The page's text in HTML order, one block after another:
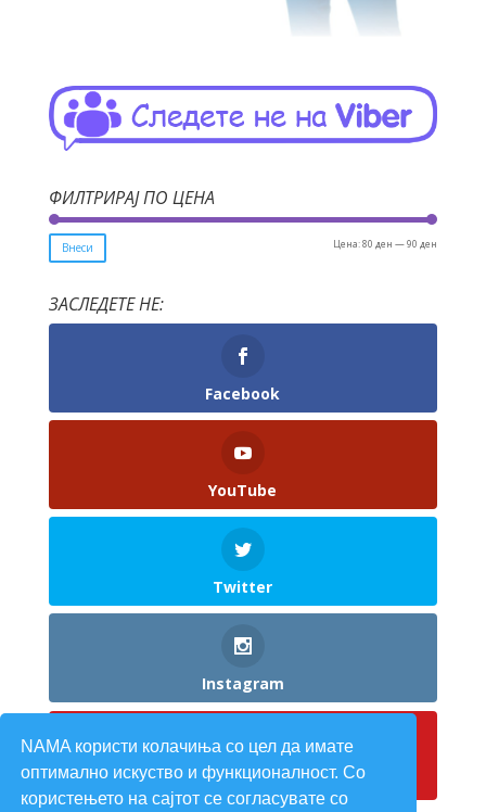
ФИЛТРИРАЈ ПО ЦЕНА
Внеси Цена:80 ден —90 ден
ЗАСЛЕДЕТЕ НЕ:
Facebook
YouTube
Twitter
Instagram
Pinterest
NAMA користи колачиња со цел да имате
оптимално искуство и функционалност. Со
користењето на сајтот се согласувате со